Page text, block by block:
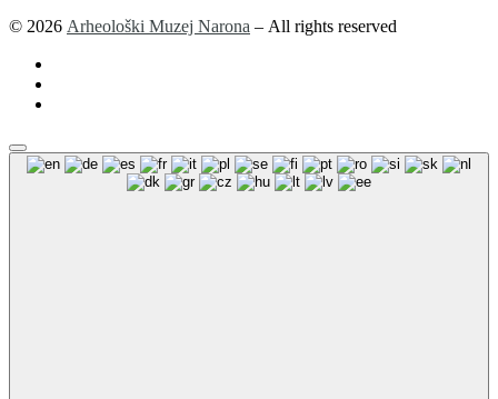
© 2026 Arheološki Muzej Narona – All rights reserved